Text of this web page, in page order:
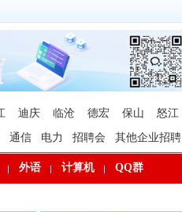
迪庆 临沧 德宏 保山 怒江
通信 电力 招聘会 其他企业招聘
外语 计算机 QQ群